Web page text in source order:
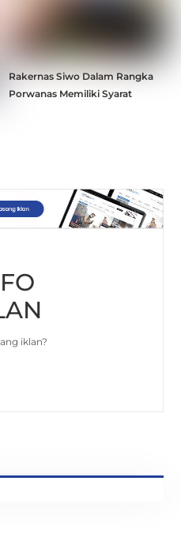
Rakernas Siwo Dalam Rangka
Porwanas Memiliki Syarat
iklan?